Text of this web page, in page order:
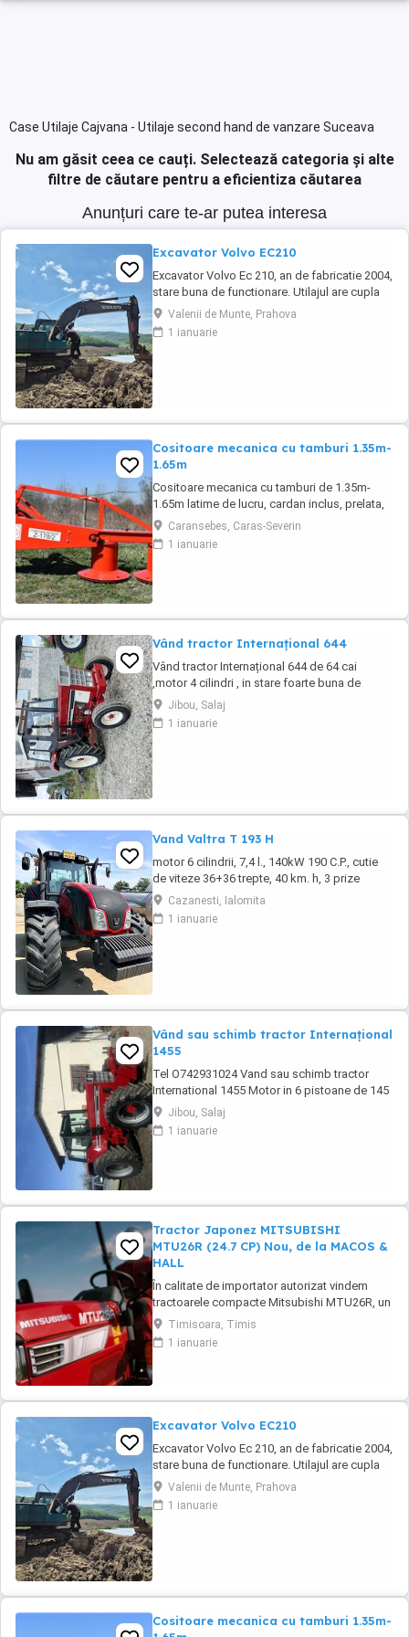
Case Utilaje Cajvana - Utilaje second hand de vanzare Suceava
Nu am găsit ceea ce cauți. Selectează categoria și alte
filtre de căutare pentru a eficientiza căutarea
Anunțuri care te-ar putea interesa
Excavator Volvo EC210
Excavator Volvo Ec 210, an de fabricatie 2004,
stare buna de functionare. Utilajul are cupla
hidarulica rapida, linii hidraulice auxiliare
pentru picon, foarfeca, etc. Motorul este
Deutz-Volvo cu racire pe apa.Cale de rulare
Valenii de Munte, Prahova
1 ianuarie
Cositoare mecanica cu tamburi 1.35m-
1.65m
Cositoare mecanica cu tamburi de 1.35m-
1.65m latime de lucru, cardan inclus, prelata,
cheie de cutite Transport in toate judetele
Caransebes, Caras-Severin
1 ianuarie
Vând tractor Internațional 644
Vând tractor Internațional 644 de 64 cai
,motor 4 cilindri , in stare foarte buna de
functionare, cutie de viteze mecanica cu 2
manete ,ambreiaj priza, cauciucuri in stare
bună ,fara defecte, revizie facuta, schimburi
Jibou, Salaj
1 ianuarie
Vand Valtra T 193 H
motor 6 cilindrii, 7,4 l., 140kW 190 C.P., cutie
de viteze 36+36 trepte, 40 km. h, 3 prize
hidraulice, 650 65 r 42 spate, 540 65 r 30,
6.240 ore, an 2013, TVA inclus în preț.
Cazanesti, Ialomita
1 ianuarie
Vând sau schimb tractor Internațional
1455
Tel O742931024 Vand sau schimb tractor
International 1455 Motor in 6 pistoane de 145
cai cu turbo Cilindru ajutător la ridicare Tiranti
față Cauciucuri in stare foarte buna Tractorul
se afla intr-o stare foarte buna, fara
Jibou, Salaj
1 ianuarie
Tractor Japonez MITSUBISHI
MTU26R (24.7 CP) Nou, de la MACOS &
HALL
În calitate de importator autorizat vindem
tractoarele compacte Mitsubishi MTU26R, un
tractor proiectat și fabricat integral în
Japonia, recunoscut pentru fiabilitatea sa
legendară și eficiența în spații restrânse. Ideal
Timisoara, Timis
1 ianuarie
Excavator Volvo EC210
Excavator Volvo Ec 210, an de fabricatie 2004,
stare buna de functionare. Utilajul are cupla
hidarulica rapida, linii hidraulice auxiliare
pentru picon, foarfeca, etc. Motorul este
Deutz-Volvo cu racire pe apa.Cale de rulare
Valenii de Munte, Prahova
1 ianuarie
Cositoare mecanica cu tamburi 1.35m-